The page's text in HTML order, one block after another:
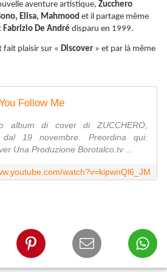
aventure artistique, Zucchero
Elisa, Mahmood et il partage même
Fabrizio De André disparu en 1999.
fait plaisir sur « Discover » et par là même
Follow Me
album di cover di ZUCCHERO,
dal 19 novembre. Preordina qui:
Una Produzione Borotalco.tv ...
watch?v=kipwnQl6_JM